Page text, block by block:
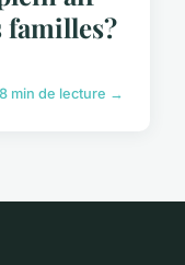
familles?
8 min de lecture →